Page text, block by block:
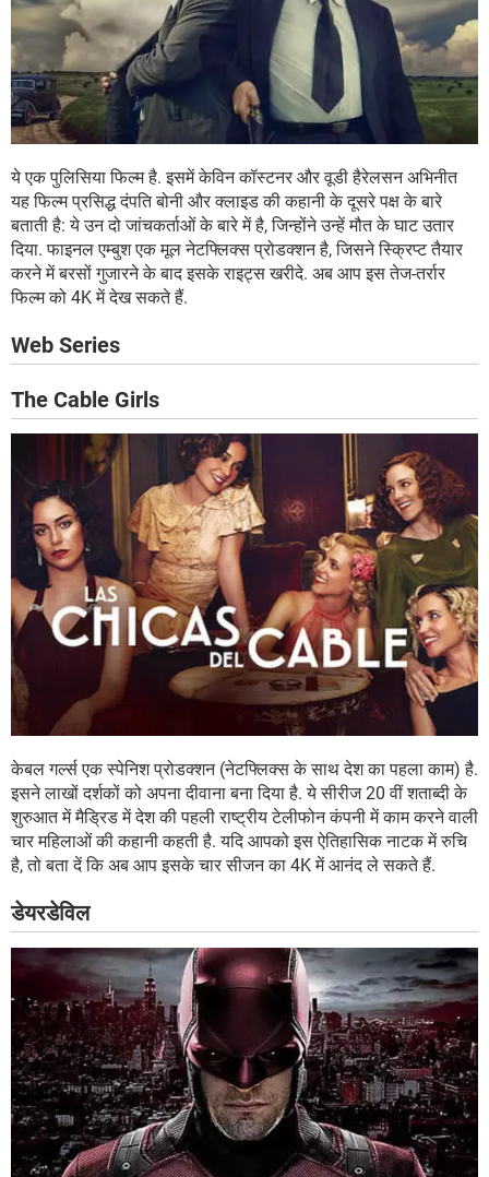
ये एक पुलिसिया फिल्म है. इसमें केविन कॉस्टनर और वूडी हैरेलसन अभिनीत
यह फिल्म प्रसिद्ध दंपति बोनी और क्लाइड की कहानी के दूसरे पक्ष के बारे
बताती है: ये उन दो जांचकर्ताओं के बारे में है, जिन्होंने उन्हें मौत के घाट उतार
दिया. फाइनल एम्बुश एक मूल नेटफ्लिक्स प्रोडक्शन है, जिसने स्क्रिप्ट तैयार
करने में बरसों गुजारने के बाद इसके राइट्स खरीदे. अब आप इस तेज-तर्रार
फिल्म को 4K में देख सकते हैं.
Web Series
The Cable Girls
केबल गर्ल्स एक स्पेनिश प्रोडक्शन (नेटफ्लिक्स के साथ देश का पहला काम) है.
इसने लाखों दर्शकों को अपना दीवाना बना दिया है. ये सीरीज 20 वीं शताब्दी के
शुरुआत में मैड्रिड में देश की पहली राष्ट्रीय टेलीफोन कंपनी में काम करने वाली
चार महिलाओं की कहानी कहती है. यदि आपको इस ऐतिहासिक नाटक में रुचि
है, तो बता दें कि अब आप इसके चार सीजन का 4K में आनंद ले सकते हैं.
डेयरडेविल